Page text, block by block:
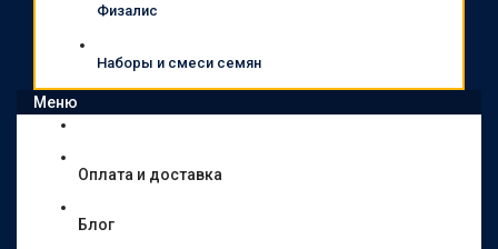
Физалис
Наборы и смеси семян
Меню
Оплата и доставка
Блог